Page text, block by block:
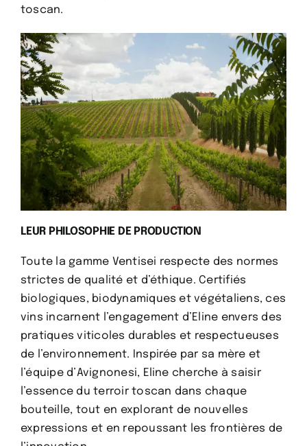
toscan.
LEUR PHILOSOPHIE DE PRODUCTION
Toute la gamme Ventisei respecte des normes
strictes de qualité et d’éthique. Certifiés
biologiques, biodynamiques et végétaliens, ces
vins incarnent l’engagement d’Eline envers des
pratiques viticoles durables et respectueuses
de l’environnement. Inspirée par sa mère et
l’équipe d’Avignonesi, Eline cherche à saisir
l’essence du terroir toscan dans chaque
bouteille, tout en explorant de nouvelles
expressions et en repoussant les frontières de